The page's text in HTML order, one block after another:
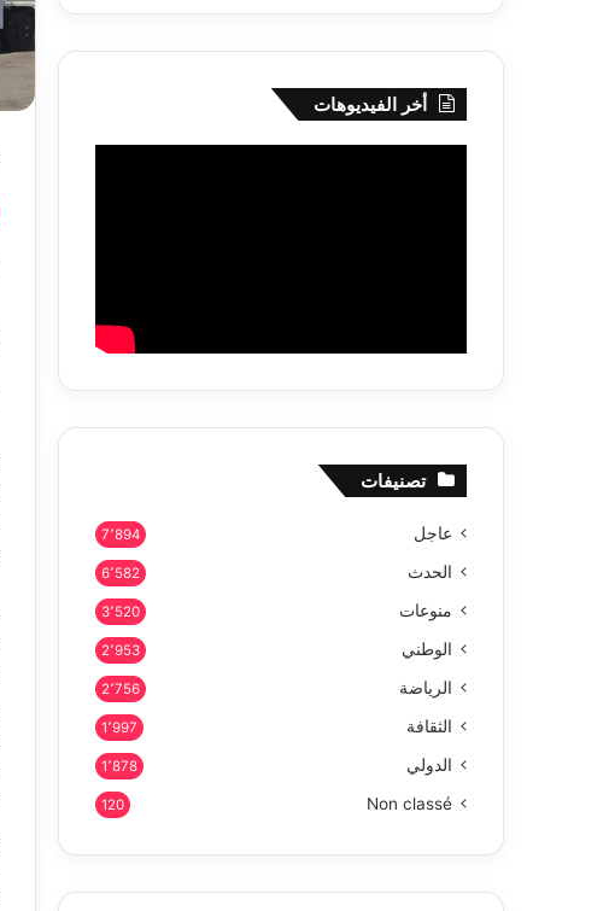
أخر الفيديوهات
تصنيفات
عاجل 7٬894
الحدث 6٬582
منوعات 3٬520
الوطني 2٬953
الرياضة 2٬756
الثقافة 1٬997
الدولي 1٬878
Non classé
120